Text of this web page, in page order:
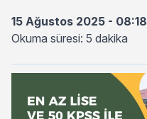
15 Ağustos 2025 - 08:18
Okuma süresi: 5 dakika